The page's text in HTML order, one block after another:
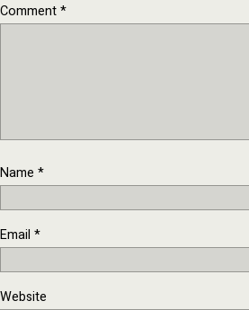
Comment*
Name *
Email *
Website